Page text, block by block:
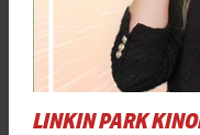
LINKIN PARK